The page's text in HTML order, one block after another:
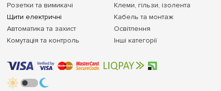
Розетки та вимикачі
Щити електричні
Автоматика та захист
Комутація та контроль
Клеми, гільзи, ізолента
Кабель та монтаж
Освітлення
Інші категорії